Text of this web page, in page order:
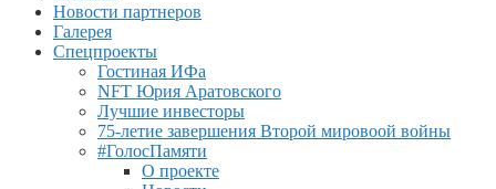
Новости партнеров
Галерея
Спецпроекты
Гостиная ИФа
NFT Юрия Аратовского
Лучшие инвесторы
75-летие завершения Второй мировоой войны
#ГолосПамяти
О проекте